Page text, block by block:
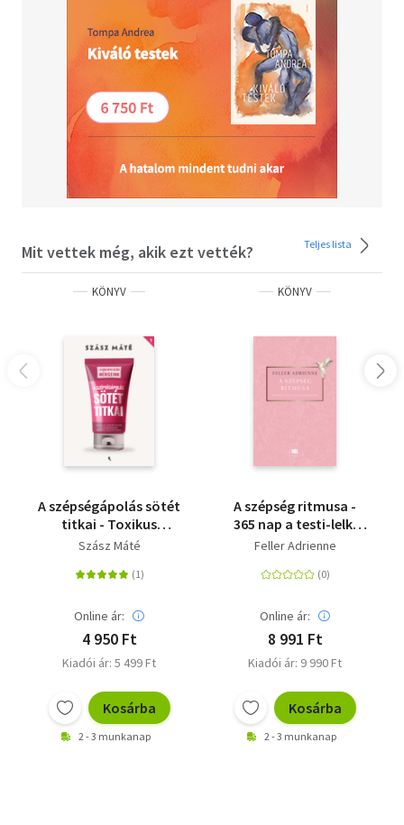
Mit vettek még, akik ezt vették? Teljes lista
KÖNYV
A szépségápolás sötét
titkai - Toxikus
összetevők a
kozmetikumokban
Szász Máté
Online ár:
4 950 Ft
Kiadói ár: 5 499 Ft
Kosárba
2 - 3 munkanap
KÖNYV
A szépség ritmusa -
365 nap a testi-lelki
egyensúlyért
Feller Adrienne
Online ár:
8 991 Ft
Kiadói ár: 9 990 Ft
Kosárba
2 - 3 munkanap